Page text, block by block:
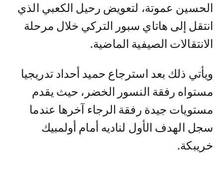
الحسين عموتة، لتعويض رحيل الكعبي الذي
انتقل إلى هاتاي سبور التركي خلال مرحلة
الانتقالات الصيفية الماضية.
ويأتي ذلك بعد استرجاع حميد أحداد تدريجيا
مستواه رفقة النسور الخضر، حيث يقدم
مستويات جيدة رفقة الرجاء آخرها عندما
سجل الهدف الأول لناديه أمام أولمبيك
خريبكة.